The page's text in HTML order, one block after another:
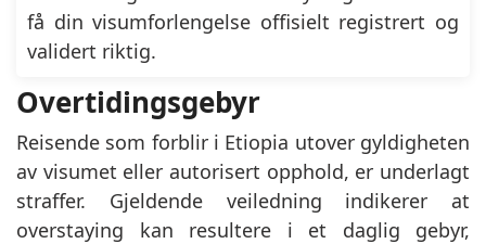
få din visumforlengelse offisielt registrert og
validert riktig.
Overtidingsgebyr
Reisende som forblir i Etiopia utover gyldigheten
av visumet eller autorisert opphold, er underlagt
straffer. Gjeldende veiledning indikerer at
overstaying kan resultere i et daglig gebyr,